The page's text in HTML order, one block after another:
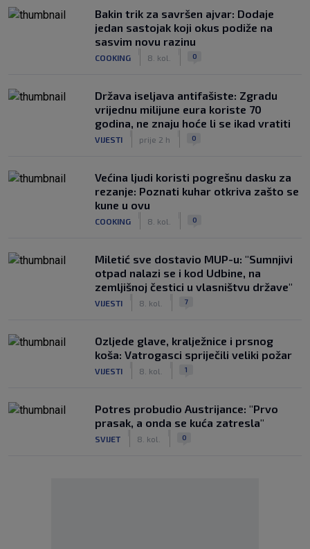
Bakin trik za savršen ajvar: Dodaje
jedan sastojak koji okus podiže na
sasvim novu razinu
COOKING 8. kol. 0
Država iseljava antifašiste: Zgradu
vrijednu milijune eura koriste 70
godina, ne znaju hoće li se ikad vratiti
VIJESTI prije 2 h 0
Većina ljudi koristi pogrešnu dasku za
rezanje: Poznati kuhar otkriva zašto se
kune u ovu
COOKING 8. kol. 0
Miletić sve dostavio MUP-u: "Sumnjivi
otpad nalazi se i kod Udbine, na
zemljišnoj čestici u vlasništvu države"
VIJESTI 8. kol. 7
Ozljede glave, kralježnice i prsnog
koša: Vatrogasci spriječili veliki požar
VIJESTI 8. kol. 1
Potres probudio Austrijance: "Prvo
prasak, a onda se kuća zatresla"
SVIJET 8. kol. 0